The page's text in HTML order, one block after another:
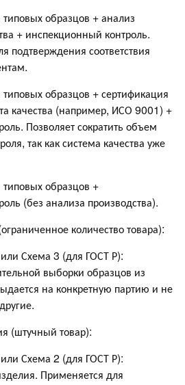
образцов + анализ
+ инспекционный контроль.
подтверждения соответствия
образцов + сертификация
качества (например, ИСО 9001) +
Позволяет сократить объем
так как система качества уже
образцов +
(без анализа производства).
количество товара):
Схема 3 (для ГОСТ Р):
выборки образцов из
на конкретную партию и не
(штучный товар):
Схема 2 (для ГОСТ Р):
Применяется для